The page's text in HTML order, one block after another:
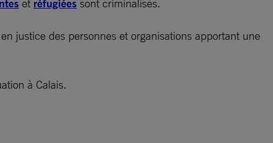
et réfugiées sont criminalisés.
justice des personnes et organisations apportant une
à Calais.